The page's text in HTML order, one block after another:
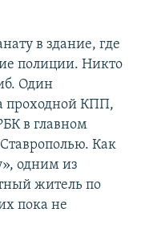
в здание, где
полиции. Никто
Один
проходной КПП,
в главном
Как
одним из
житель по
пока не